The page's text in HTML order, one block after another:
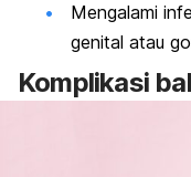
Mengalami
genital atau
Komplikasi